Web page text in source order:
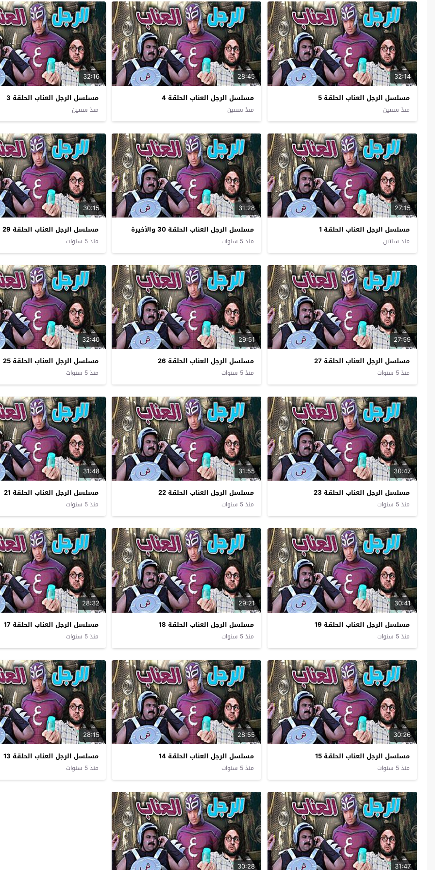
32:14
مسلسل الرجل العناب الحلقة 5
منذ سنتين
28:45
مسلسل الرجل العناب الحلقة 4
منذ سنتين
32:16
مسلسل الرجل العناب الحلقة 3
منذ سنتين
27:15
مسلسل الرجل العناب الحلقة 1
منذ سنتين
31:28
مسلسل الرجل العناب الحلقة 30 والأخيرة
منذ 5 سنوات
30:15
مسلسل الرجل العناب الحلقة 29
منذ 5 سنوات
27:59
مسلسل الرجل العناب الحلقة 27
منذ 5 سنوات
29:51
مسلسل الرجل العناب الحلقة 26
منذ 5 سنوات
32:40
مسلسل الرجل العناب الحلقة 25
منذ 5 سنوات
30:47
مسلسل الرجل العناب الحلقة 23
منذ 5 سنوات
31:55
مسلسل الرجل العناب الحلقة 22
منذ 5 سنوات
31:48
مسلسل الرجل العناب الحلقة 21
منذ 5 سنوات
30:41
مسلسل الرجل العناب الحلقة 19
منذ 5 سنوات
29:21
مسلسل الرجل العناب الحلقة 18
منذ 5 سنوات
28:32
مسلسل الرجل العناب الحلقة 17
منذ 5 سنوات
30:26
مسلسل الرجل العناب الحلقة 15
منذ 5 سنوات
28:55
مسلسل الرجل العناب الحلقة 14
منذ 5 سنوات
28:15
مسلسل الرجل العناب الحلقة 13
منذ 5 سنوات
31:47
30:28